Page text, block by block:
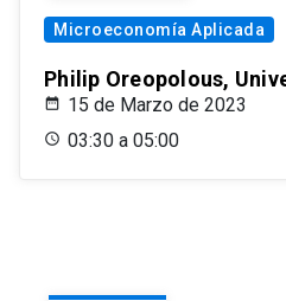
Microeconomía Aplicada
Philip Oreopolous,
15 de Marzo de 2023
03:30 a 05:00